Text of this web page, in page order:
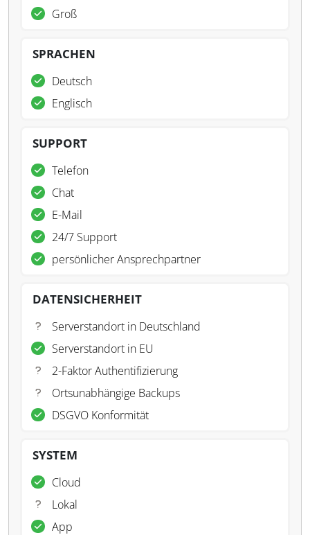
Groß
SPRACHEN
Deutsch
Englisch
SUPPORT
Telefon
Chat
E-Mail
24/7 Support
persönlicher Ansprechpartner
DATENSICHERHEIT
Serverstandort in Deutschland
Serverstandort in EU
2-Faktor Authentifizierung
Ortsunabhängige Backups
DSGVO Konformität
SYSTEM
Cloud
Lokal
App